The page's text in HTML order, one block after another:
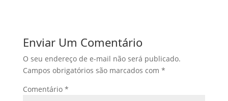
Enviar Um Comentário
O seu endereço de e-mail não será publicado.
Campos obrigatórios são marcados com *
Comentário *